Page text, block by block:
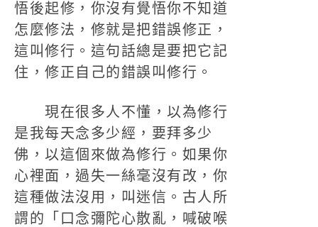
悟後起修，你沒有覺悟你不知道
怎麼修法，修就是把錯誤修正，
這叫修行。這句話總是要把它記
住，修正自己的錯誤叫修行。
現在很多人不懂，以為修行
是我每天念多少經，要拜多少
佛，以這個來做為修行。如果你
心裡面，過失一絲毫沒有改，你
這種做法沒用，叫迷信。古人所
謂的「口念彌陀心散亂，喊破喉